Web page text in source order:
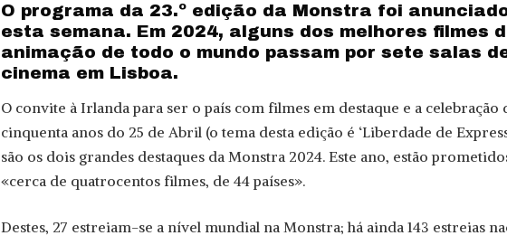
O programa da 23.º edição da Monstra foi
esta semana. Em 2024, alguns dos melhores filmes
animação de todo o mundo passam por sete salas
cinema em Lisboa.
O convite à Irlanda para ser o país com filmes em destaque e a celebração
cinquenta anos do 25 de Abril (o tema desta edição é ‘Liberdade de
são os dois grandes destaques da Monstra 2024. Este ano, estão
«cerca de quatrocentos filmes, de 44 países».
Destes, 27 estreiam-se a nível mundial na Monstra; há ainda 143 estreias